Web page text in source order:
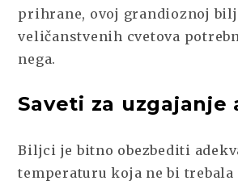
prihrane, ovoj grandioznoj
veličanstvenih cvetova
nega.
Saveti za uzgajanje
Biljci je bitno obezbediti
temperaturu koja ne bi trebala